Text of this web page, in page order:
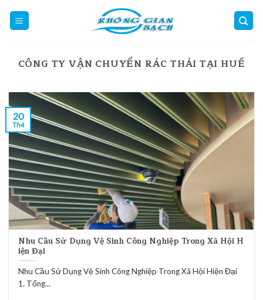
CÔNG TY VẬN CHUYỂN RÁC THẢI TẠI HUẾ
Nhu Cầu Sử Dụng Vệ Sinh Công Nghiệp Trong Xã Hội H
iện Đại
Nhu Cầu Sử Dụng Vệ Sinh Công Nghiệp Trong Xã Hội Hiện Đại
1. Tổng...
20
Th4